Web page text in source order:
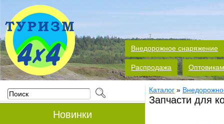
Внедорожное снаряжение
Распродажа Оптовикам
Новинки
Каталог »
Запчасти для